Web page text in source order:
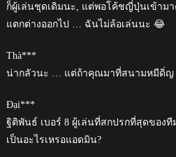
ก็ผู้เล่นชุดเดิมนะ, แต่พอโค้ชญี่ปุ่นเข้า
แตกต่างออกไป … ฉันไม่ล้อเล่นนะ 😂
Thà***
น่ากลัวนะ … แต่ถ้าคุณมาที่สนามหมีดิ่
Đại***
ฐิติพันธ์ เบอร์ 8 ผู้เล่นที่สกปรกที่สุดของ
เป็นอะไรเหรอแอดมิน?